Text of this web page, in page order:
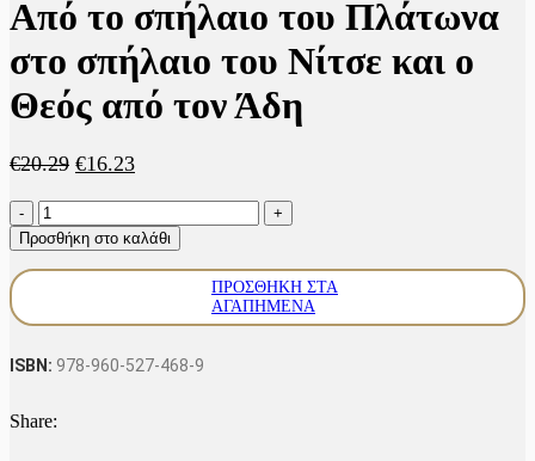
Από το σπήλαιο του Πλάτωνα
στο σπήλαιο του Νίτσε και ο
Θεός από τον Άδη
€20.29 Original
€20.29.
€16.23Η
είναι:
€16.23.
Από
το
σπήλαιο
του
του
ο
Προσθήκη στο καλάθι
ΠΡΟΣΘΉΚΗ ΣΤΑ
ΑΓΑΠΗΜΈΝΑ
ISBN: 978-960-527-468-9
Share: